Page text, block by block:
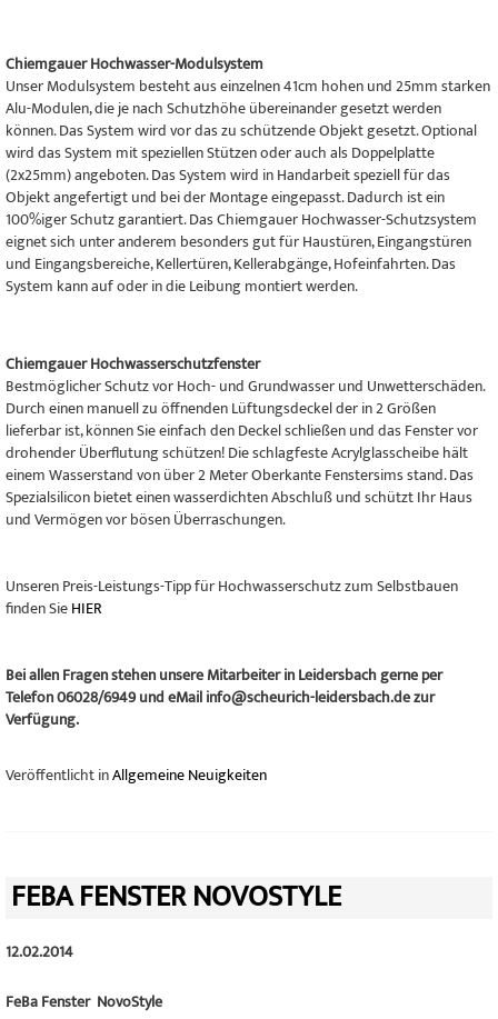
Chiemgauer Hochwasser-Modulsystem
Unser Modulsystem besteht aus einzelnen 41cm hohen und 25mm starken
Alu-Modulen, die je nach Schutzhöhe übereinander gesetzt werden
können. Das System wird vor das zu schützende Objekt gesetzt. Optional
wird das System mit speziellen Stützen oder auch als Doppelplatte
(2x25mm) angeboten. Das System wird in Handarbeit speziell für das
Objekt angefertigt und bei der Montage eingepasst. Dadurch ist ein
100%iger Schutz garantiert. Das Chiemgauer Hochwasser-Schutzsystem
eignet sich unter anderem besonders gut für Haustüren, Eingangstüren
und Eingangsbereiche, Kellertüren, Kellerabgänge, Hofeinfahrten. Das
System kann auf oder in die Leibung montiert werden.
Chiemgauer Hochwasserschutzfenster
Bestmöglicher Schutz vor Hoch- und Grundwasser und Unwetterschäden.
Durch einen manuell zu öffnenden Lüftungsdeckel der in 2 Größen
lieferbar ist, können Sie einfach den Deckel schließen und das Fenster vor
drohender Überflutung schützen! Die schlagfeste Acrylglasscheibe hält
einem Wasserstand von über 2 Meter Oberkante Fenstersims stand. Das
Spezialsilicon bietet einen wasserdichten Abschluß und schützt Ihr Haus
und Vermögen vor bösen Überraschungen.
Unseren Preis-Leistungs-Tipp für Hochwasserschutz zum Selbstbauen
finden SieHIER
Bei allen Fragen stehen unsere Mitarbeiter in Leidersbach gerne per
Telefon 06028/6949 und eMail info@scheurich-leidersbach.de zur
Verfügung.
Veröffentlicht inAllgemeine Neuigkeiten
FEBA FENSTER NOVOSTYLE
12.02.2014
FeBa Fenster NovoStyle